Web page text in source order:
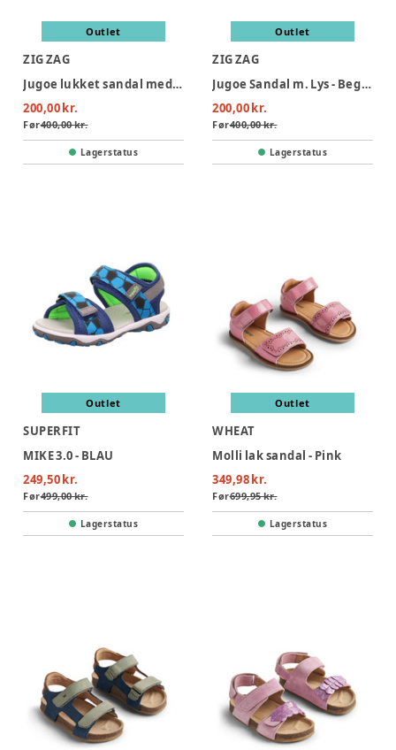
Outlet
ZIG ZAG
Jugoe lukket sandal med lys - 2002
200,00 kr.
Før400,00 kr.
Lagerstatus
Outlet
ZIG ZAG
Jugoe Sandal m. Lys - Begonia Pink
200,00 kr.
Før400,00 kr.
Lagerstatus
Outlet
SUPERFIT
MIKE 3.0 - BLAU
249,50 kr.
Før499,00 kr.
Lagerstatus
Outlet
WHEAT
Molli lak sandal - Pink
349,98 kr.
Før699,95 kr.
Lagerstatus